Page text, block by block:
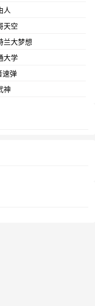
人
天空
兰大梦想
大学
速弹
神